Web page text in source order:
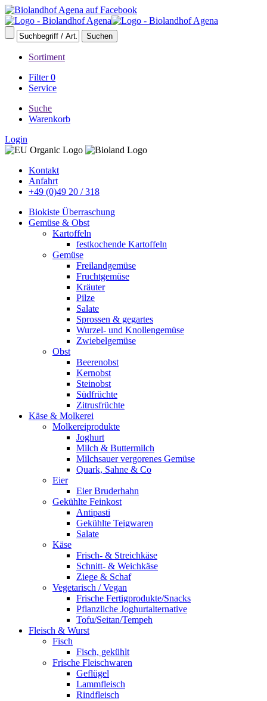
Sortiment
Filter 0
Service
Suche
Warenkorb
Login
Kontakt
Anfahrt
+49 (0)49 20 / 318
Biokiste Überraschung
Gemüse & Obst
Kartoffeln
festkochende Kartoffeln
Gemüse
Freilandgemüse
Fruchtgemüse
Kräuter
Pilze
Salate
Sprossen & gegartes
Wurzel- und Knollengemüse
Zwiebelgemüse
Obst
Beerenobst
Kernobst
Steinobst
Südfrüchte
Zitrusfrüchte
Käse & Molkerei
Molkereiprodukte
Joghurt
Milch & Buttermilch
Milchsauer vergorenes Gemüse
Quark, Sahne & Co
Eier
Eier Bruderhahn
Gekühlte Feinkost
Antipasti
Gekühlte Teigwaren
Salate
Käse
Frisch- & Streichkäse
Schnitt- & Weichkäse
Ziege & Schaf
Vegetarisch / Vegan
Frische Fertigprodukte/Snacks
Pflanzliche Joghurtalternative
Tofu/Seitan/Tempeh
Fleisch & Wurst
Fisch
Fisch, gekühlt
Frische Fleischwaren
Geflügel
Lammfleisch
Rindfleisch